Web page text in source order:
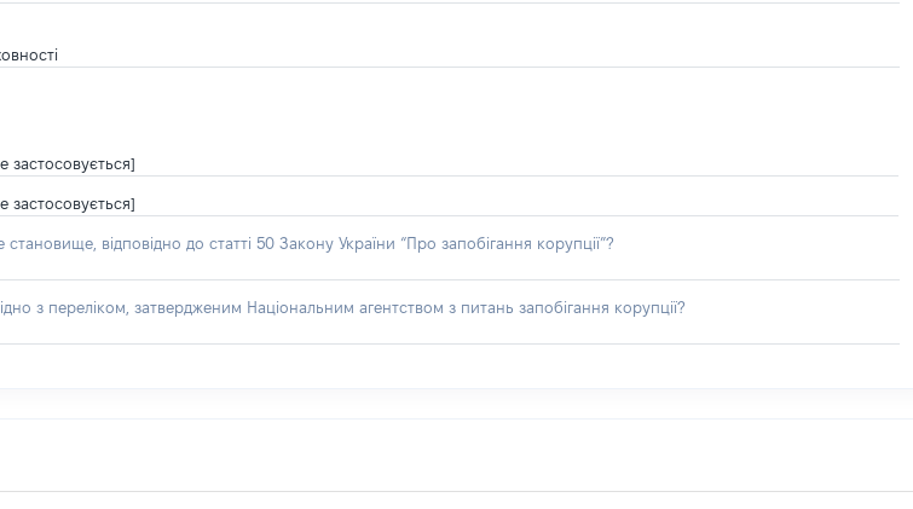
застосовується]
застосовується]
відповідно до статті 50 Закону України “Про запобігання корупції”?
з переліком, затвердженим Національним агентством з питань запобігання корупції?